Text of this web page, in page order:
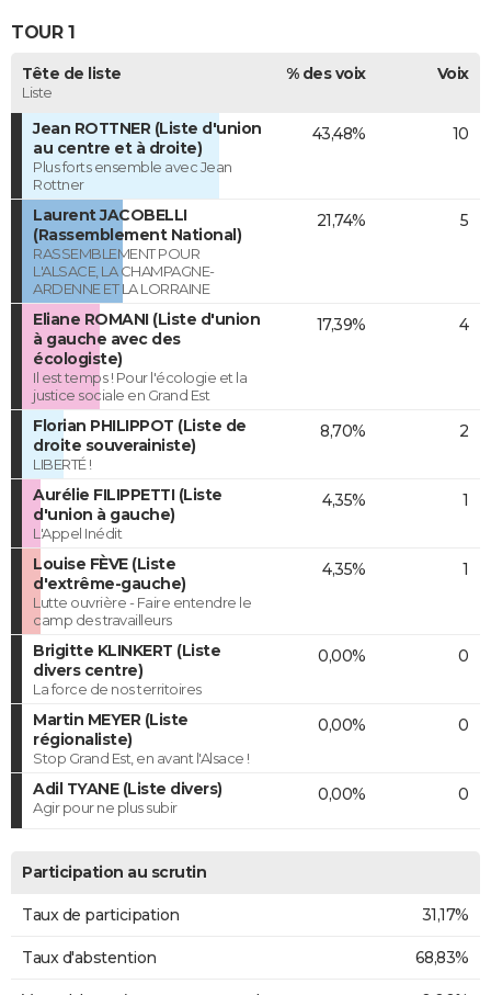
TOUR 1
Tête de liste
Liste
% des voix Voix
Jean ROTTNER (Liste d'union
au centre et à droite)
Plus forts ensemble avec Jean
Rottner
43,48% 10
Laurent JACOBELLI
(Rassemblement National)
RASSEMBLEMENT POUR
L'ALSACE, LA CHAMPAGNE-
ARDENNE ET LA LORRAINE
21,74% 5
Eliane ROMANI (Liste d'union
à gauche avec des
écologiste)
Il est temps ! Pour l'écologie et la
justice sociale en Grand Est
17,39% 4
Florian PHILIPPOT (Liste de
droite souverainiste)
LIBERTÉ !
8,70% 2
Aurélie FILIPPETTI (Liste
d'union à gauche)
L'Appel Inédit
4,35% 1
Louise FÈVE (Liste
d'extrême-gauche)
Lutte ouvrière - Faire entendre le
camp des travailleurs
4,35% 1
Brigitte KLINKERT (Liste
divers centre)
La force de nos territoires
0,00% 0
Martin MEYER (Liste
régionaliste)
Stop Grand Est, en avant l'Alsace !
0,00% 0
Adil TYANE (Liste divers)
Agir pour ne plus subir
0,00% 0
Participation au scrutin
Taux de participation 31,17%
Taux d'abstention 68,83%